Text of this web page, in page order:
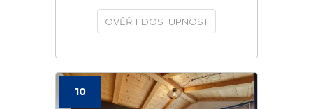
OVĚŘIT DOSTUPNOST
10